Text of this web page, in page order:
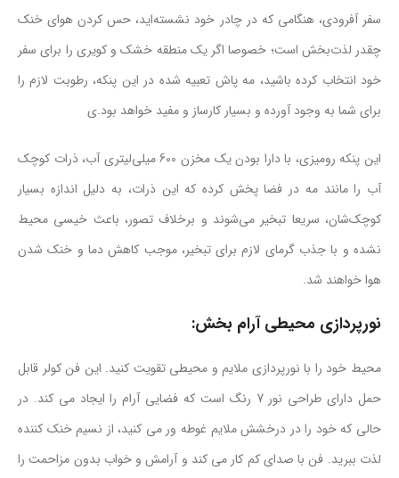
سفر آفرودی، هنگامی که در چادر خود نشسته‌‌اید، حس کردن هوای خنک
چقدر لذت‌بخش است؛ خصوصا اگر یک منطقه خشک و کویری را برای سفر
خود انتخاب کرده باشید، مه پاش تعبیه شده در این پنکه، رطوبت لازم را
برای شما به وجود آورده و بسیار کارساز و مفید خواهد بود.ی
این پنکه رومیزی، با دارا بودن یک مخزن 600 میلی‌لیتری آب، ذرات کوچک
آب را مانند مه در فضا پخش کرده که این ذرات، به دلیل اندازه بسیار
کوچک‌شان، سریعا تبخیر می‌شوند و برخلاف تصور، باعث خیسی محیط
نشده و با جذب گرمای لازم برای تبخیر، موجب کاهش دما و خنک شدن
هوا خواهند شد.
نورپردازی محیطی آرام بخش:
محیط خود را با نورپردازی ملایم و محیطی تقویت کنید. این فن کولر قابل
حمل دارای طراحی نور 7 رنگ است که فضایی آرام را ایجاد می کند. در
حالی که خود را در درخشش ملایم غوطه ور می کنید، از نسیم خنک کننده
لذت ببرید. فن با صدای کم کار می کند و آرامش و خواب بدون مزاحمت را